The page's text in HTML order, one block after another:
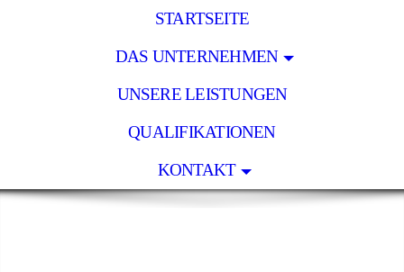
STARTSEITE
DAS UNTERNEHMEN
UNSERE LEISTUNGEN
QUALIFIKATIONEN
KONTAKT